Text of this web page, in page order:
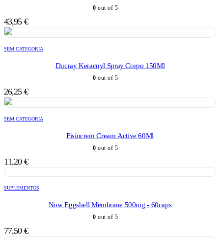
0 out of 5
43,95 €
SEM CATEGORIA
Ducray Keracnyl Spray Corpo 150Ml
0 out of 5
26,25 €
SEM CATEGORIA
Fisiocrem Cream Active 60Ml
0 out of 5
11,20 €
SUPLEMENTOS
Now Eggshell Membrane 500mg - 60caps
0 out of 5
77,50 €